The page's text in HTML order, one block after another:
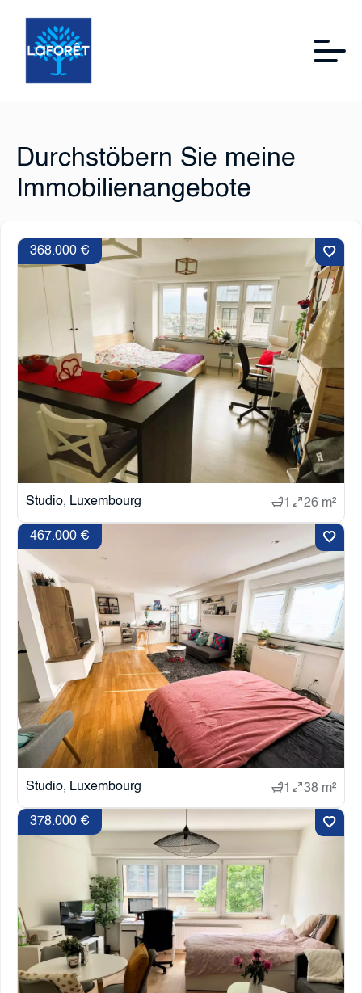
Durchstöbern Sie meine
Immobilienangebote
Studio, Luxembourg
368.000 €
1 26 m²
Studio, Luxembourg
467.000 €
1 38 m²
378.000 €